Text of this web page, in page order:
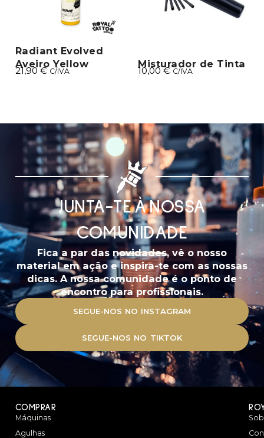
Radiant Evolved
Aveiro Yellow
21,90€ C/IVA
Misturador de Tinta
10,00€ C/IVA
JUNTA-TE À NOSSA
COMUNIDADE
Fica a par das novidades, vê o nosso
material em ação e inspira-te com as nossas
dicas. A nossa comunidade é o ponto de
encontro para profissionais.
SEGUE-NOS NO INSTAGRAM
SEGUE-NOS NO TIKTOK
COMPRAR
Máquinas
Agulhas